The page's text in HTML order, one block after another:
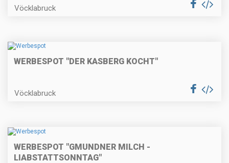
Vöcklabruck
WERBESPOT "DER KASBERG KOCHT"
Vöcklabruck
WERBESPOT "GMUNDNER MILCH -
LIABSTATTSONNTAG"